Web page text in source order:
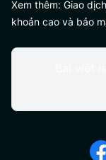
Xem thêm: Giao
khoản cao và bảo